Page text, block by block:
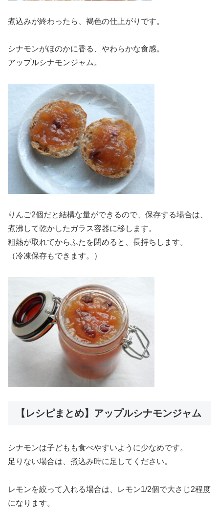
煮込みが終わったら、褐色の仕上がりです。
シナモンがほのかに香る、やわらかな食感。
アップルシナモンジャム。
りんご2個だと結構な量ができるので、保存する場合は、
煮沸して乾かしたガラス容器に移します。
粗熱が取れてからふたを閉めると、長持ちします。
（冷凍保存もできます。）
【レシピまとめ】アップルシナモンジャム
シナモンは子どもも食べやすいように少なめです。
足りない場合は、煮込み時に足してください。
レモンを絞って入れる場合は、レモン1/2個で大さじ2程度
になります。